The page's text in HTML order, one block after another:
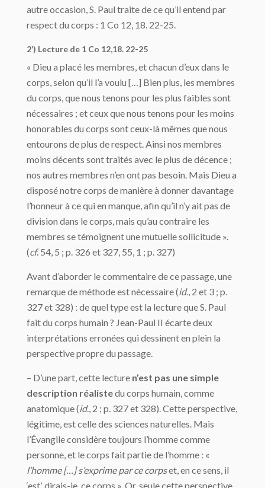
autre occasion, S. Paul traite de ce qu’il entend par
respect du corps : 1 Co 12, 18. 22-25.
2’) Lecture de 1 Co 12,18. 22-25
« Dieu a placé les membres, et chacun d’eux dans le
corps, selon qu’il l’a voulu […] Bien plus, les membres
du corps, que nous tenons pour les plus faibles sont
nécessaires ; et ceux que nous tenons pour les moins
honorables du corps sont ceux-là mêmes que nous
entourons de plus de respect. Ainsi nos membres
moins décents sont traités avec le plus de décence ;
nos autres membres n’en ont pas besoin. Mais Dieu a
disposé notre corps de manière à donner davantage
l’honneur à ce qui en manque, afin qu’il n’y ait pas de
division dans le corps, mais qu’au contraire les
membres se témoignent une mutuelle sollicitude ».
(cf. 54, 5 ; p. 326 et 327, 55, 1 ; p. 327)
Avant d’aborder le commentaire de ce passage, une
remarque de méthode est nécessaire (id., 2 et 3 ; p.
327 et 328) : de quel type est la lecture que S. Paul
fait du corps humain ? Jean-Paul II écarte deux
interprétations erronées qui dessinent en plein la
perspective propre du passage.
– D’une part, cette lecture n’est pas une simple
description réalistedu corps humain, comme
anatomique (id., 2 ; p. 327 et 328). Cette perspective,
légitime, est celle des sciences naturelles. Mais
l’Évangile considère toujours l’homme comme
personne, et le corps fait partie de l’homme : «
l’homme […] s’exprime par ce corpset, en ce sens, il
‘est’, dirais-je, ce corps ». Or, seule cette perspective